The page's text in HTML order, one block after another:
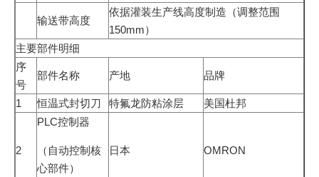
输送带高度
依据灌装生产线高度制造（调整范围
150mm）
主要部件明细
序
号
部件名称 产地 品牌
1 恒温式封切刀 特氟龙防粘涂层 美国杜邦
2
PLC控制器
（自动控制核
心部件）
日本 OMRON